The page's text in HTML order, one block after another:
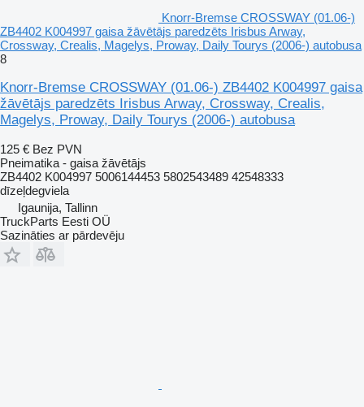
Knorr-Bremse CROSSWAY (01.06-)
ZB4402 K004997 gaisa žāvētājs paredzēts Irisbus Arway,
Crossway, Crealis, Magelys, Proway, Daily Tourys (2006-) autobusa
8
Knorr-Bremse CROSSWAY (01.06-) ZB4402 K004997 gaisa
žāvētājs paredzēts Irisbus Arway, Crossway, Crealis,
Magelys, Proway, Daily Tourys (2006-) autobusa
125 € Bez PVN
Pneimatika - gaisa žāvētājs
ZB4402 K004997 5006144453 5802543489 42548333
dīzeļdegviela
Igaunija, Tallinn
TruckParts Eesti OÜ
Sazināties ar pārdevēju